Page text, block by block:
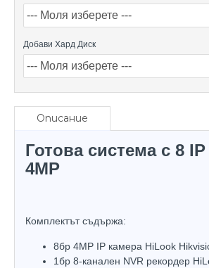
Добави Хард Диск
Описание
Готова система с 8
4MP
Комплектът съдържа:
8бр 4MP IP камера HiLook
1бр 8-канален NVR рекордер